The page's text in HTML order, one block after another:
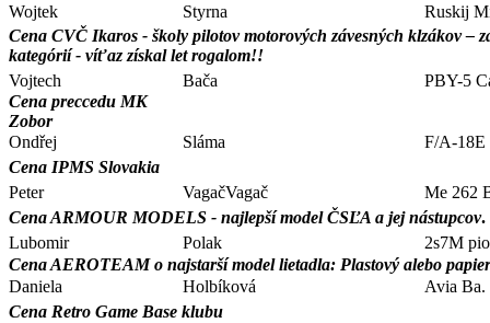
Wojtek
Styrna
Ruskij
Cena CVČ Ikaros - školy pilotov motorových závesných klzákov –
kategórií - víťaz získal let rogalom!!
Vojtech
Bača
PBY-5
Cena preccedu MK
Zobor
Ondřej
Sláma
F/A-18E
Cena IPMS Slovakia
Peter
VagačVagač
Me 262
Cena ARMOUR MODELS - najlepší model ČSĽA a jej nástupcov.
Lubomir
Polak
2s7M
Cena AEROTEAM o najstarší model lietadla: Plastový alebo
Daniela
Holbíková
Avia Ba.
Cena Retro Game Base klubu